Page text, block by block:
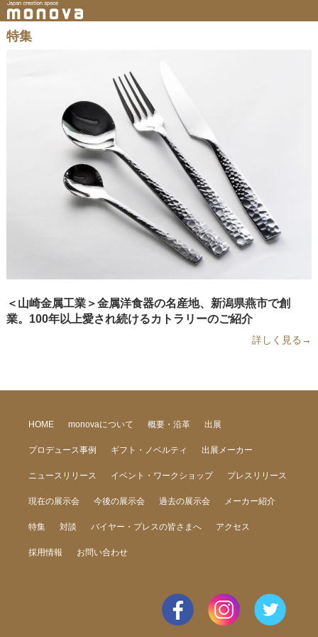
特集
＜山崎金属工業＞金属洋食器の名産地、新潟県燕市で創
業。100年以上愛され続けるカトラリーのご紹介
詳しく見る→
HOME monovaについて 概要・沿革 出展
プロデュース事例 ギフト・ノベルティ 出展メーカー
ニュースリリース イベント・ワークショップ プレスリリース
現在の展示会 今後の展示会 過去の展示会 メーカー紹介
特集 対談 バイヤー・プレスの皆さまへ アクセス
採用情報 お問い合わせ